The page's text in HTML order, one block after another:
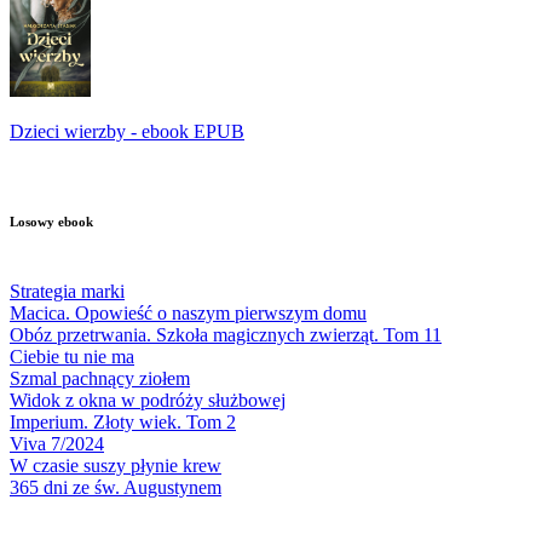
Dzieci wierzby - ebook EPUB
Losowy ebook
Strategia marki
Macica. Opowieść o naszym pierwszym domu
Obóz przetrwania. Szkoła magicznych zwierząt. Tom 11
Ciebie tu nie ma
Szmal pachnący ziołem
Widok z okna w podróży służbowej
Imperium. Złoty wiek. Tom 2
Viva 7/2024
W czasie suszy płynie krew
365 dni ze św. Augustynem